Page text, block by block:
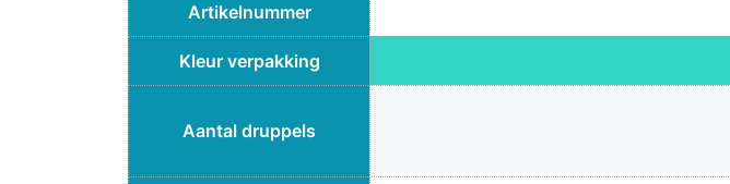
Artikelnummer
Kleur verpakking
Aantal druppels